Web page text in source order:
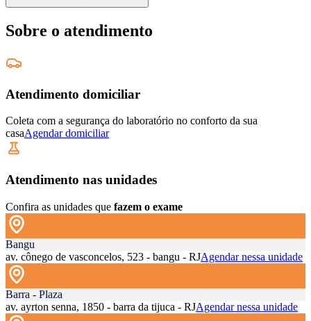
Sobre o atendimento
Atendimento domiciliar
Coleta com a segurança do laboratório no conforto da sua
casaAgendar domiciliar
Atendimento nas unidades
Confira as unidades que fazem o exame
Bangu
av. cônego de vasconcelos, 523 - bangu - RJAgendar nessa unidade
Barra - Plaza
av. ayrton senna, 1850 - barra da tijuca - RJAgendar nessa unidade